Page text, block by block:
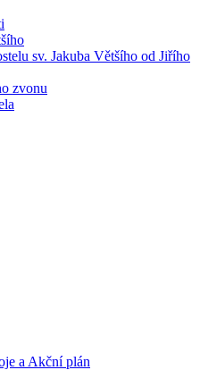
sv. Jakuba Většího od Jiřího
zvonu
a Akční plán